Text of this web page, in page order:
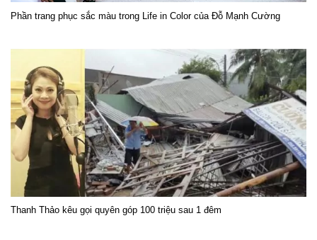
Phần trang phục sắc màu trong Life in Color của Đỗ Mạnh Cường
Thanh Thảo kêu gọi quyên góp 100 triệu sau 1 đêm